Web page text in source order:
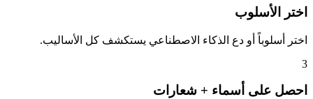
اختر الأسلوب
اختر أسلوباً أو دع الذكاء الاصطناعي يستكشف كل الأساليب.
3
احصل على أسماء + شعارات